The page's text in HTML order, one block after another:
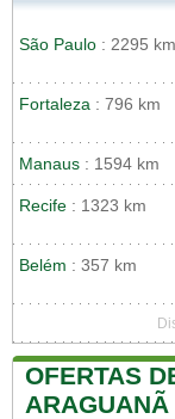
São Paulo : 2295 km
Fortaleza : 796 km
Manaus : 1594 km
Recife : 1323 km
Belém : 357 km
OFERTAS
ARAGUANÃ